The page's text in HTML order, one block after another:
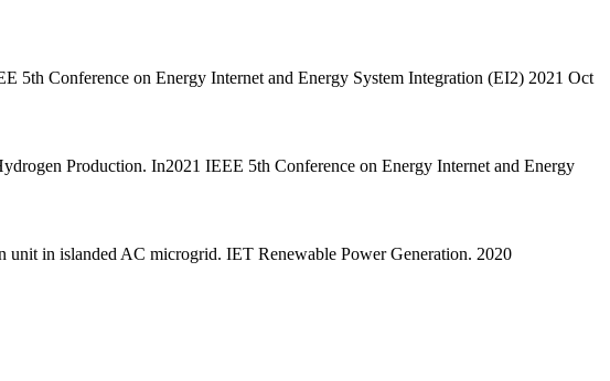
Conference on Energy Internet and Energy System Integration (EI2) 2021 Oct
Production. In2021 IEEE 5th Conference on Energy Internet and Energy
unit in islanded AC microgrid. IET Renewable Power Generation. 2020